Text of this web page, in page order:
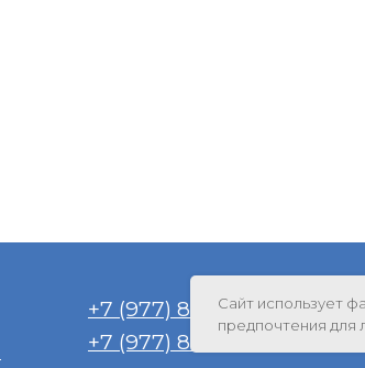
+7 (977) 808-56-88
+7 (977) 808-36-88Сайт использует
предпочтения для